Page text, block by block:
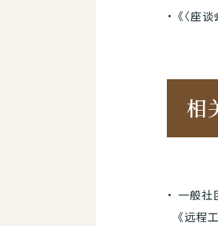
《〈座
相
一般社
《远程